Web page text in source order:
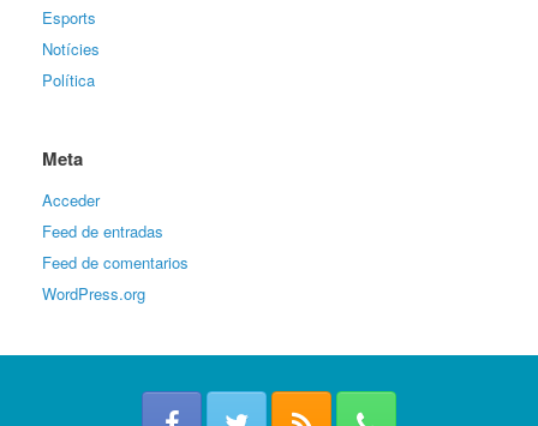
Esports
Notícies
Política
Meta
Acceder
Feed de entradas
Feed de comentarios
WordPress.org